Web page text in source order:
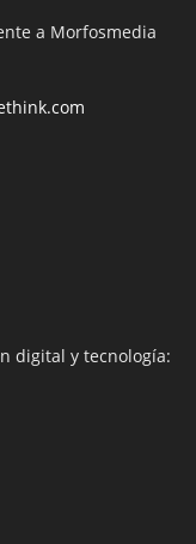
a Morfosmedia
digital y tecnología: